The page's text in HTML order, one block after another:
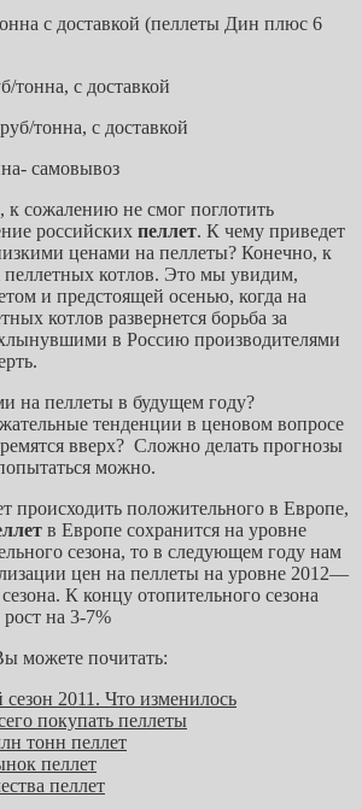
с доставкой (пеллеты Дин плюс 6
тонна, с доставкой
тонна, с доставкой
самовывоз
сожалению не смог поглотить
российских пеллет. К чему приведет
ценами на пеллеты? Конечно, к
котлов. Это мы увидим,
и предстоящей осенью, когда на
котлов развернется борьба за
в Россию производителями
на пеллеты в будущем году?
тенденции в ценовом вопросе
вверх? Сложно делать прогнозы
можно.
происходить положительного в Европе,
в Европе сохранится на уровне
сезона, то в следующем году нам
цен на пеллеты на уровне 2012—
К концу отопительного сезона
на 3-7%
можете почитать:
2011. Что изменилось
покупать пеллеты
тонн пеллет
пеллет
пеллет